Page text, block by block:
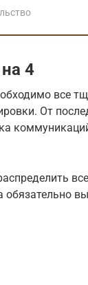
4
все
От
обязательно